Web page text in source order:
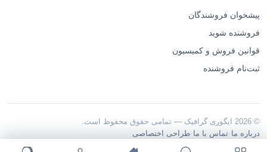
پیشخوان فروشندگان
فروشنده شوید
قوانین فروش و کمیسیون
ثبت‌نام فروشنده
© 2026 ایگوری گرافیک — تمامی حقوق محفوظ است.
درباره ما ·تماس با ما ·طراحی اختصاصی